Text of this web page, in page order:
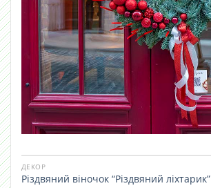
ДЕКОР
Різдвяний віночок “Різдвяний ліхтарик”